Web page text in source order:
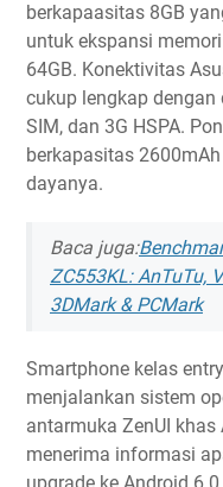
berkapaasitas 8GB
untuk ekspansi
64GB. Konektivitas
cukup lengkap dengan
SIM, dan 3G HSPA.
berkapasitas
dayanya.
Baca juga:
ZC553KL: AnTuTu,
3DMark & PCMark
Smartphone kelas
menjalankan sistem
antarmuka ZenUI
menerima informasi